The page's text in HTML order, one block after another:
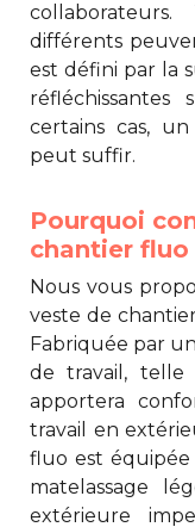
différents
est défini par la
certains cas, un
peut suffir.
Pourquoi
chantier fluo
Nous vous
veste de
Fabriquée par
de travail, telle
apportera
travail en
fluo est équipée
matelassage
extérieure